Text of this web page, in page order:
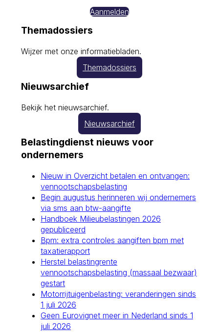
Aanmelden
Themadossiers
Wijzer met onze informatiebladen.
Themadossiers
Nieuwsarchief
Bekijk het nieuwsarchief.
Nieuwsarchief
Belastingdienst nieuws voor
ondernemers
Nieuw in Overzicht betalen en ontvangen:
vennootschapsbelasting
Begin augustus herinneren wij ondernemers
via sms aan btw-aangifte
Handboek Milieubelastingen 2026
gepubliceerd
Bpm: extra controles aangiften bpm met
taxatierapport
Herstel belastingrente
vennootschapsbelasting (massaal bezwaar)
gestart
Motorrijtuigenbelasting: veranderingen sinds
1 juli 2026
Geen Eurovignet meer in Nederland sinds 1
juli 2026